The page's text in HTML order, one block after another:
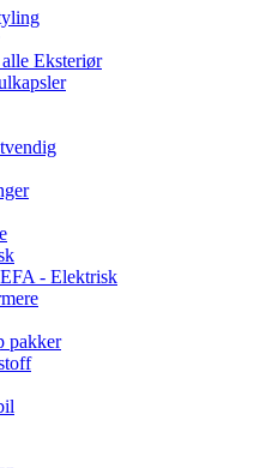
alle Eksteriør
- Elektrisk
pakker